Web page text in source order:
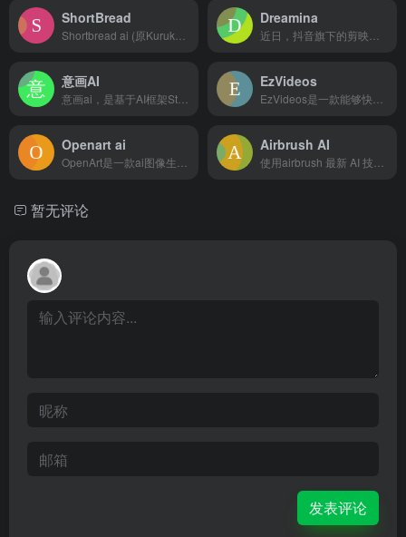
ShortBread Dreamina
意画AI EzVideos
Openart ai Airbrush AI
暂无评论
发表评论